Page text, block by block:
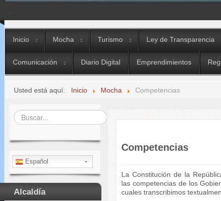
Inicio Mocha Turismo Ley de Transparencia
Comunicación Diario Digital Emprendimientos
Usted está aquí: Inicio Mocha Competencias
Buscar...
Español
Alcaldía
Competencias
La Constitución de la
las competencias de los
cuales transcribimos